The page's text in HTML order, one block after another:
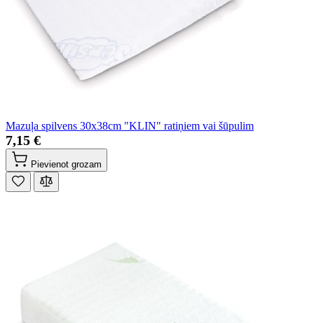
Mazuļa spilvens 30x38cm "KLIN" ratiņiem vai šūpulim
7,15 €
Pievienot grozam